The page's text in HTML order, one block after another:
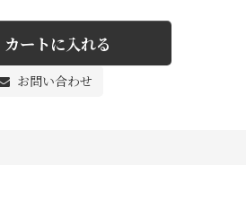
カートに入れる
お問い合わせ